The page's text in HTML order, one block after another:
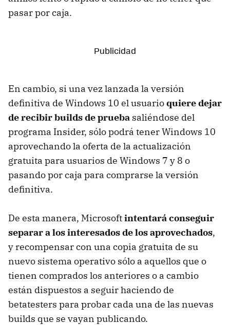
pasar por caja.
En cambio, si una vez lanzada la versión
definitiva de Windows 10 el usuarioquiere dejar
de recibir builds de prueba saliéndose del
programa Insider, sólo podrá tener Windows 10
aprovechando la oferta de la actualización
gratuita para usuarios de Windows 7 y 8 o
pasando por caja para comprarse la versión
definitiva.
De esta manera, Microsoftintentará conseguir
separar a los interesados de los aprovechados,
y recompensar con una copia gratuita de su
nuevo sistema operativo sólo a aquellos que o
tienen comprados los anteriores o a cambio
están dispuestos a seguir haciendo de
betatesters para probar cada una de las nuevas
builds que se vayan publicando.